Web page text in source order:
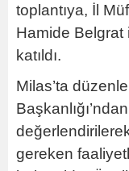
toplantıya, İl
Hamide Belgrat
katıldı.
Milas’ta
gereken